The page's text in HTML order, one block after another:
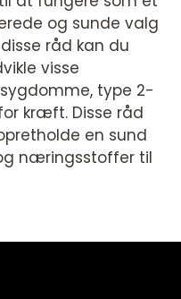
og sunde valg
råd kan du
visse
type 2-
kræft. Disse råd
en sund
næringsstoffer til